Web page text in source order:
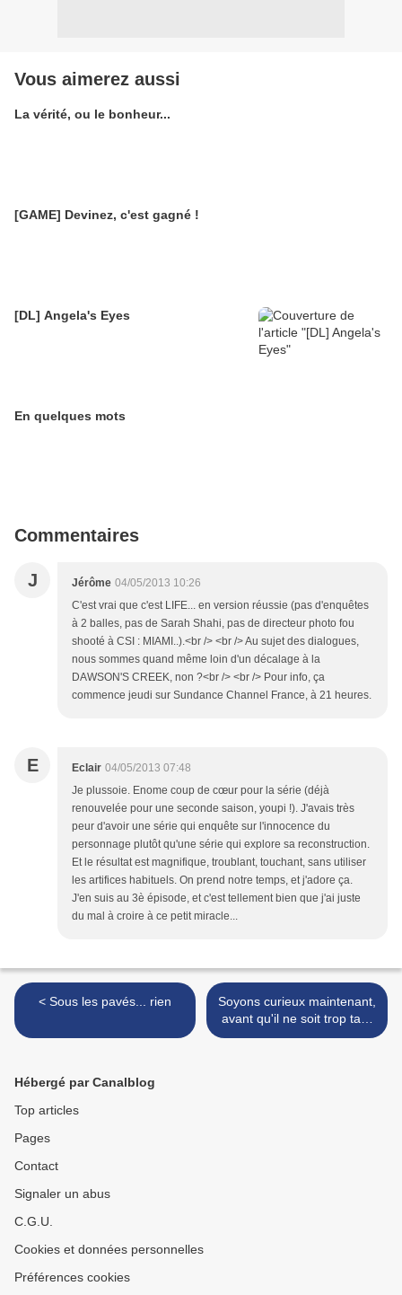
Vous aimerez aussi
La vérité, ou le bonheur...
[GAME] Devinez, c'est gagné !
[DL] Angela's Eyes
En quelques mots
Commentaires
J Jérôme 04/05/2013 10:26
C'est vrai que c'est LIFE... en version réussie (pas d'enquêtes
à 2 balles, pas de Sarah Shahi, pas de directeur photo fou
shooté à CSI : MIAMI..).<br /> <br /> Au sujet des dialogues,
nous sommes quand même loin d'un décalage à la
DAWSON'S CREEK, non ?<br /> <br /> Pour info, ça
commence jeudi sur Sundance Channel France, à 21 heures.
E Eclair 04/05/2013 07:48
Je plussoie. Enome coup de cœur pour la série (déjà
renouvelée pour une seconde saison, youpi !). J'avais très
peur d'avoir une série qui enquête sur l'innocence du
personnage plutôt qu'une série qui explore sa reconstruction.
Et le résultat est magnifique, troublant, touchant, sans utiliser
les artifices habituels. On prend notre temps, et j'adore ça.
J'en suis au 3è épisode, et c'est tellement bien que j'ai juste
du mal à croire à ce petit miracle...
< Sous les pavés... rien
Soyons curieux maintenant,
avant qu'il ne soit trop tard
>
Hébergé par Canalblog
Top articles
Pages
Contact
Signaler un abus
C.G.U.
Cookies et données personnelles
Préférences cookies